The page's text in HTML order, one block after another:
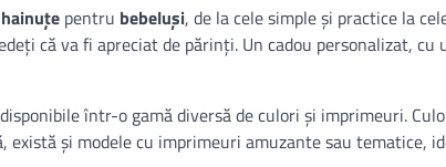
hainuțe pentru bebeluși, de la cele simple și practice la
că va fi apreciat de părinți. Un cadou personalizat, cu
într-o gamă diversă de culori și imprimeuri.
există și modele cu imprimeuri amuzante sau tematice,